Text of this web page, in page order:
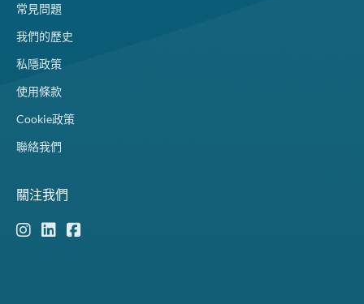
常見問題
我們的歷史
私隱政策
使用條款
Cookie政策
聯絡我們
關注我們